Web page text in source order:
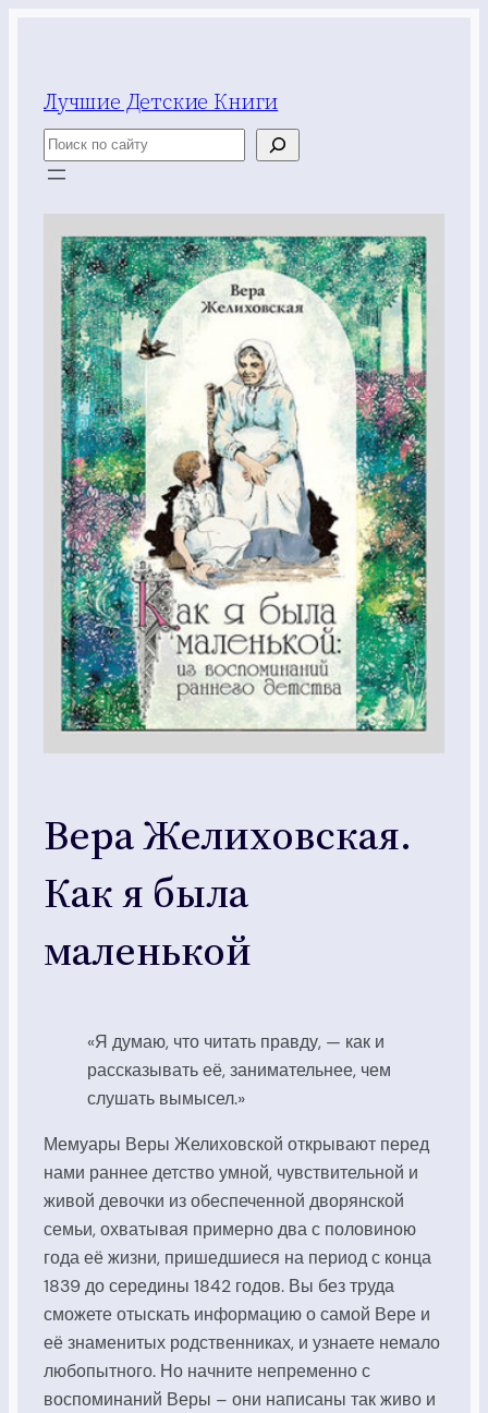
Лучшие Детские Книги
Поиск
Вера Желиховская.
Как я была
маленькой
«Я думаю, что читать правду, — как и
рассказывать её, занимательнее, чем
слушать вымысел.»
Мемуары Веры Желиховской открывают перед
нами раннее детство умной, чувствительной и
живой девочки из обеспеченной дворянской
семьи, охватывая примерно два с половиною
года её жизни, пришедшиеся на период с конца
1839 до середины 1842 годов. Вы без труда
сможете отыскать информацию о самой Вере и
её знаменитых родственниках, и узнаете немало
любопытного. Но начните непременно с
воспоминаний Веры – они написаны так живо и